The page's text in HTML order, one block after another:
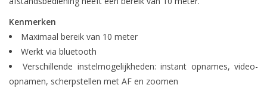
Kenmerken
Maximaal bereik van 10 meter
Werkt via bluetooth
Verschillende instelmogelijkheden: instant opnames, video-
opnamen, scherpstellen met AF en zoomen